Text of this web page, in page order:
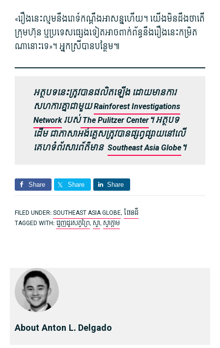
«រឿងនេះល្មមនឹងរោទ៍កណ្តឹងអាសន្នហើយ។ យើង​មិន​ដឹង​ថា​តើ​
ក្រុមហ៊ុន ឬ​ប្រទេស​ផ្សេង​ទៀត​អាច​ពាក់ព័ន្ធ​នឹង​រឿង​នេះ​កម្រិត​
ណា​នោះ​ទេ»។ អ្នកស្រីបានបន្ថែម៕
អត្ថបទនេះត្រូវបានផលិតឡើង ដោយមានការ
សហការគ្នាជាមួយRainforest Investigations
Networkរបស់The Pulitzer Center។ អត្ថបទ
ដើម ជាភាសាអ​ង់គ្លេសត្រូវបានផ្សព្វផ្សាយ​នៅលើ
គេហទំព័រសារព័ត៌មាន Southeast Asia Globe។
Share Share Share
FILED UNDER:SOUTHEAST ASIA GLOBE, ផែនដី
TAGGED WITH:ជួញដូរសត្វព្រៃ, ស្វា, ស្វាក្តាម
About Anton L. Delgado